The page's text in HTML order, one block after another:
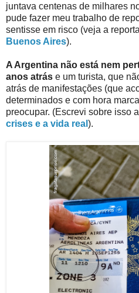
juntava centenas de milhares
pude fazer meu trabalho de
sentisse em risco (veja a
Buenos Aires).
A Argentina não está nem
anos atrás e um turista, que
atrás de manifestações (que
determinados e com hora
preocupar. (Escrevi sobre isso
crises e a vida real ).